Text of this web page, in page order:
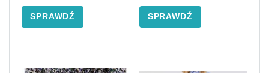
SPRAWDŹ SPRAWDŹ